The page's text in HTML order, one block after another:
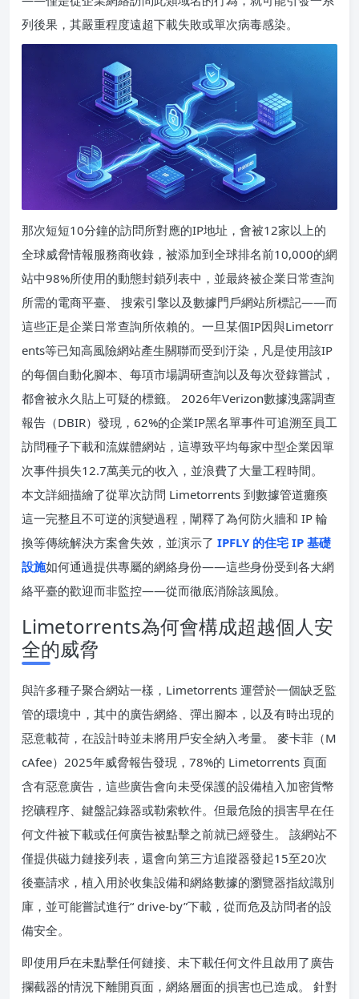
列後果，其嚴重程度遠超下載失敗或單次病毒感染。
那次短短10分鐘的訪問所對應的IP地址，會被12家以上的
全球威脅情報服務商收錄，被添加到全球排名前10,000的網
站中98%所使用的動態封鎖列表中，並最終被企業日常查詢
所需的電商平臺、 搜索引擎以及數據門戶網站所標記——而
這些正是企業日常查詢所依賴的。一旦某個IP因與Limetorr
ents等已知高風險網站產生關聯而受到汙染，凡是使用該IP
的每個自動化腳本、每項市場調研查詢以及每次登錄嘗試，
都會被永久貼上可疑的標籤。 2026年Verizon數據洩露調查
報告（DBIR）發現，62%的企業IP黑名單事件可追溯至員工
訪問種子下載和流媒體網站，這導致平均每家中型企業因單
次事件損失12.7萬美元的收入，並浪費了大量工程時間。
本文詳細描繪了從單次訪問 Limetorrents 到數據管道癱瘓
這一完整且不可逆的演變過程，闡釋了為何防火牆和 IP 輪
換等傳統解決方案會失效，並演示了 IPFLY 的住宅 IP 基礎
設施如何通過提供專屬的網絡身份——這些身份受到各大網
絡平臺的歡迎而非監控——從而徹底消除該風險。
Limetorrents為何會構成超越個人安
全的威脅
與許多種子聚合網站一樣，Limetorrents 運營於一個缺乏監
管的環境中，其中的廣告網絡、彈出腳本，以及有時出現的
惡意載荷，在設計時並未將用戶安全納入考量。 麥卡菲（M
cAfee）2025年威脅報告發現，78%的 Limetorrents 頁面
含有惡意廣告，這些廣告會向未受保護的設備植入加密貨幣
挖礦程序、鍵盤記錄器或勒索軟件。但最危險的損害早在任
何文件被下載或任何廣告被點擊之前就已經發生。 該網站不
僅提供磁力鏈接列表，還會向第三方追蹤器發起15至20次
後臺請求，植入用於收集設備和網絡數據的瀏覽器指紋識別
庫，並可能嘗試進行“ drive-by”下載，從而危及訪問者的設
備安全。
即使用戶在未點擊任何鏈接、未下載任何文件且啟用了廣告
攔截器的情況下離開頁面，網絡層面的損害也已造成。 針對